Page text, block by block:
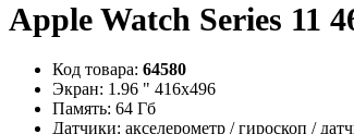
Apple Watch Series 11
Код товара: 64580
Экран: 1.96 " 416х496
Память: 64 Гб
Датчики: акселерометр / гироскоп /